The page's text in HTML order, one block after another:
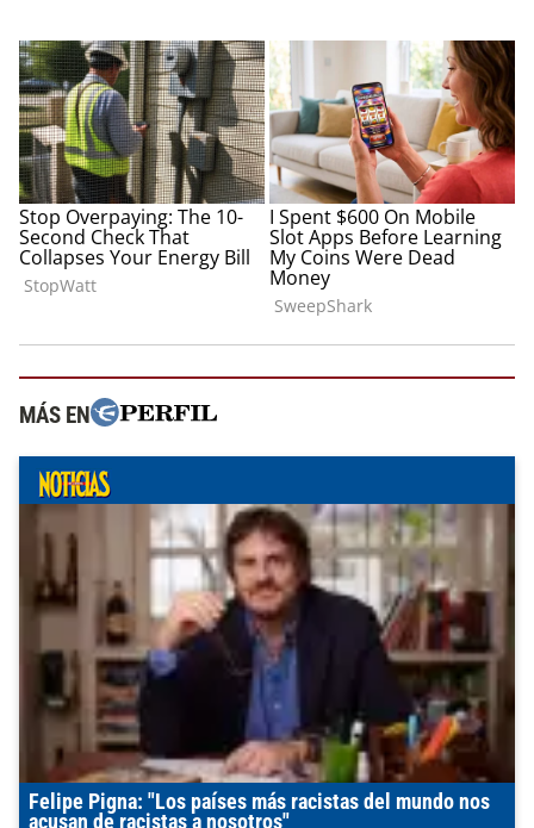
MÁS EN
Felipe Pigna: "Los países más racistas del mundo nos
acusan de racistas a nosotros"